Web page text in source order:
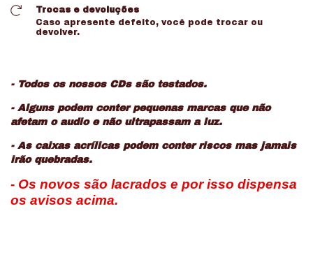
Trocas e devoluções
Caso apresente defeito, você pode trocar ou
devolver.
- Todos os nossos CDs são testados.
- Alguns podem conter pequenas marcas que não
afetam o audio e não ultrapassam a luz.
- As caixas acrílicas podem conter riscos mas jamais
irão quebradas.
- Os novos são lacrados e por isso dispensa
os avisos acima.